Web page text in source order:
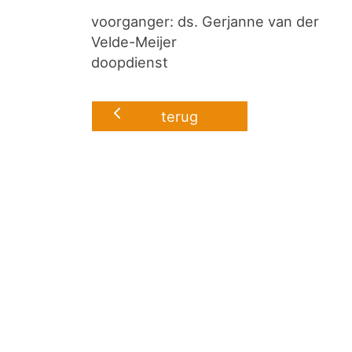
voorganger: ds. Gerjanne van der
Velde-Meijer
doopdienst
terug